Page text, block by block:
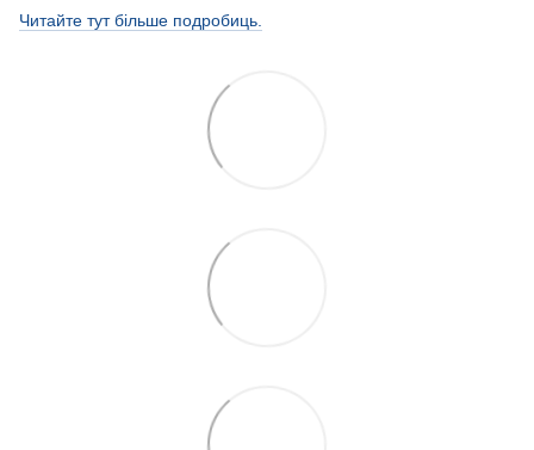
Читайте тут більше подробиць.